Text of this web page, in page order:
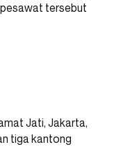
pesawat tersebut
Jati, Jakarta,
tiga kantong